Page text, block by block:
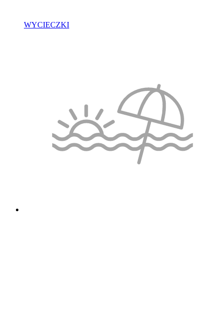
WYCIECZKI